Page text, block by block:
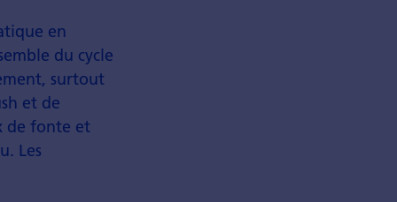
en
du cycle
surtout
et de
de fonte et
Les